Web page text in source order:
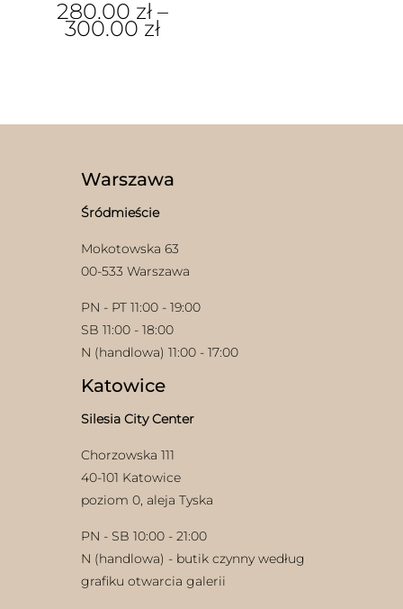
280.00 zł–
300.00 zł
na
stronie
produktu
Warszawa
Śródmieście
Mokotowska 63
00-533 Warszawa
PN - PT 11:00 - 19:00
SB 11:00 - 18:00
N (handlowa) 11:00 - 17:00
Katowice
Silesia City Center
Chorzowska 111
40-101 Katowice
poziom 0, aleja Tyska
PN - SB 10:00 - 21:00
N (handlowa) - butik czynny według
grafiku otwarcia galerii